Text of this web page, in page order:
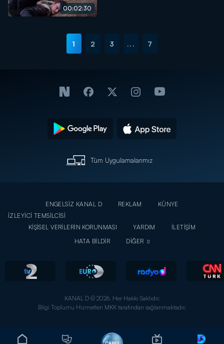
00:02:30
1 2 3 ... 7
Tüm Uygulamalarımız
ENGELSİZ KANAL D REKLAM
KÜNYE
İZLEYİCİ TEMSİLCİSİ
KİŞİSEL VERİLERİN KORUNMASI
YARDIM
İLETİŞİM
HATA BİLDİR
DİĞER
KANAL D © 2026. Her Hakkı Saklıdır.
Bilgi Toplumu Hizmetleri MKK tarafından sağlanmaktadır.